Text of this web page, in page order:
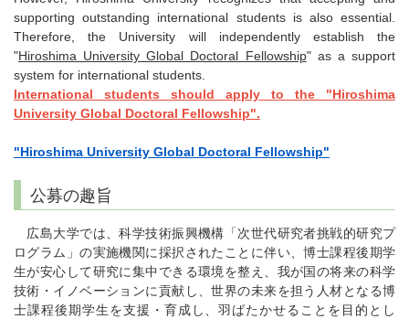
supporting outstanding international students is also essential.
Therefore, the University will independently establish the
"Hiroshima University Global Doctoral Fellowship" as a support
system for international students.
International students should apply to the "Hiroshima
University Global Doctoral Fellowship".
"Hiroshima University Global Doctoral Fellowship"
公募の趣旨
広島大学では、科学技術振興機構「次世代研究者挑戦的研究プ
ログラム」の実施機関に採択されたことに伴い、博士課程後期学
生が安心して研究に集中できる環境を整え、我が国の将来の科学
技術・イノベーションに貢献し、世界の未来を担う人材となる博
士課程後期学生を支援・育成し、羽ばたかせることを目的とし